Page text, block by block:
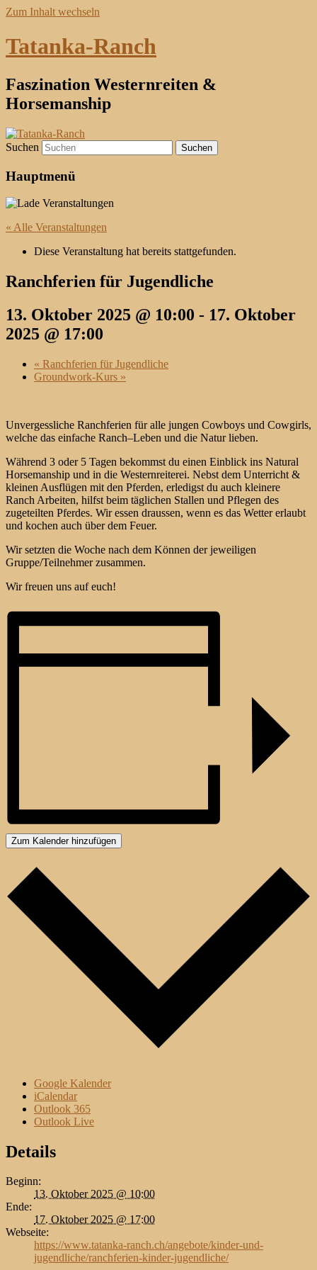
Zum Inhalt wechseln
Tatanka-Ranch
Faszination Westernreiten &
Horsemanship
Suchen
Hauptmenü
« Alle Veranstaltungen
Diese Veranstaltung hat bereits stattgefunden.
Ranchferien für Jugendliche
13. Oktober 2025 @ 10:00 - 17. Oktober
2025 @ 17:00
« Ranchferien für Jugendliche
Groundwork-Kurs »
Unvergessliche Ranchferien für alle jungen Cowboys und Cowgirls,
welche das einfache Ranch–Leben und die Natur lieben.
Während 3 oder 5 Tagen bekommst du einen Einblick ins Natural
Horsemanship und in die Westernreiterei. Nebst dem Unterricht &
kleinen Ausflügen mit den Pferden, erledigst du auch kleinere
Ranch Arbeiten, hilfst beim täglichen Stallen und Pflegen des
zugeteilten Pferdes. Wir essen draussen, wenn es das Wetter erlaubt
und kochen auch über dem Feuer.
Wir setzten die Woche nach dem Können der jeweiligen
Gruppe/Teilnehmer zusammen.
Wir freuen uns auf euch!
Zum Kalender hinzufügen
Google Kalender
iCalendar
Outlook 365
Outlook Live
Details
Beginn:
13. Oktober 2025 @ 10:00
Ende:
17. Oktober 2025 @ 17:00
Webseite:
https://www.tatanka-ranch.ch/angebote/kinder-und-
jugendliche/ranchferien-kinder-jugendliche/